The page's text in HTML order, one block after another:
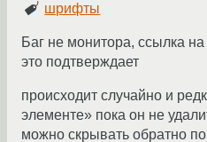
шрифты
Баг не монитора, ссылка
это подтверждает
происходит случайно и
элементе» пока он не
можно скрывать обратно